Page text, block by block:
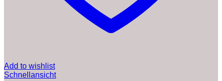
Add to wishlist
Schnellansicht